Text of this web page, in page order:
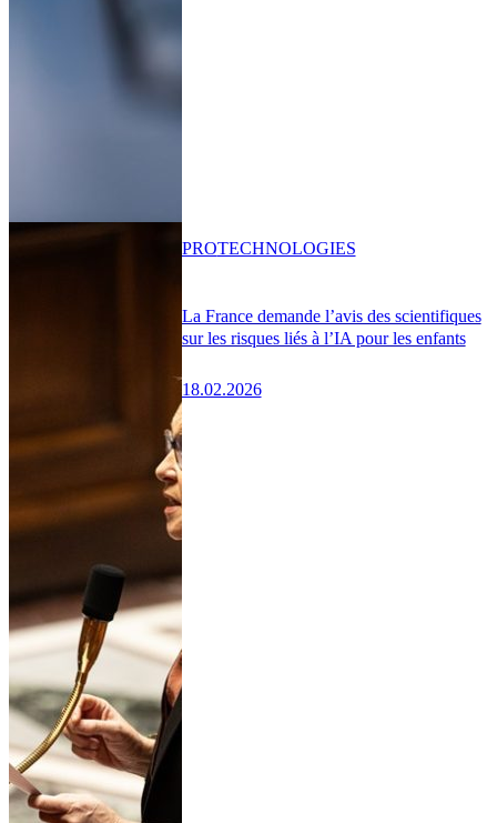
La France demande l’avis des scientifiques
sur les risques liés à l’IA pour les enfants
18.02.2026
PROTECHNOLOGIES